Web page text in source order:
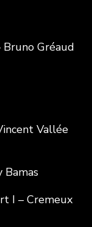
Gréaud
Vallée
Bamas
I – Cremeux